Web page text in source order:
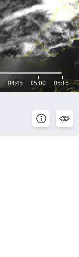
04:45 05:00 05:15